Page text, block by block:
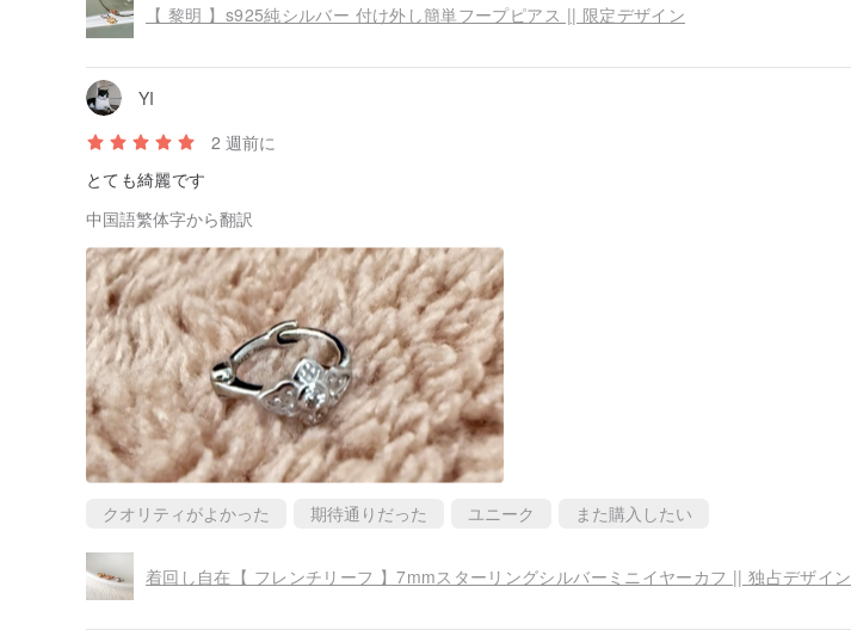
【 黎明 】s925純シルバー 付け外し簡単フープピアス || 限定デザイン
YI
2 週前に
とても綺麗です
中国語繁体字から翻訳
クオリティがよかった 期待通りだった ユニーク また購入したい
着回し自在【 フレンチリーフ 】7mmスターリングシルバーミニイヤーカフ || 独占デザイン